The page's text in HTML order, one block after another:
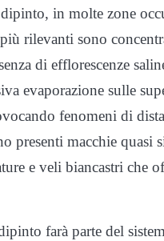
in molte zone
rilevanti sono
di efflorescenze
evaporazione sulle
fenomeni di
presenti macchie quasi
e veli biancastri che
farà parte del